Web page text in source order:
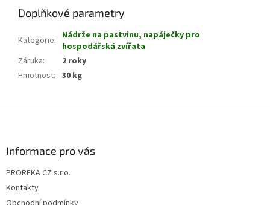
Doplňkové parametry
Kategorie: Nádrže na pastvinu, napáječky pro
hospodářská zvířata
Záruka:
2 roky
Hmotnost: 30 kg
Informace pro vás
PROREKA CZ s.r.o.
Kontakty